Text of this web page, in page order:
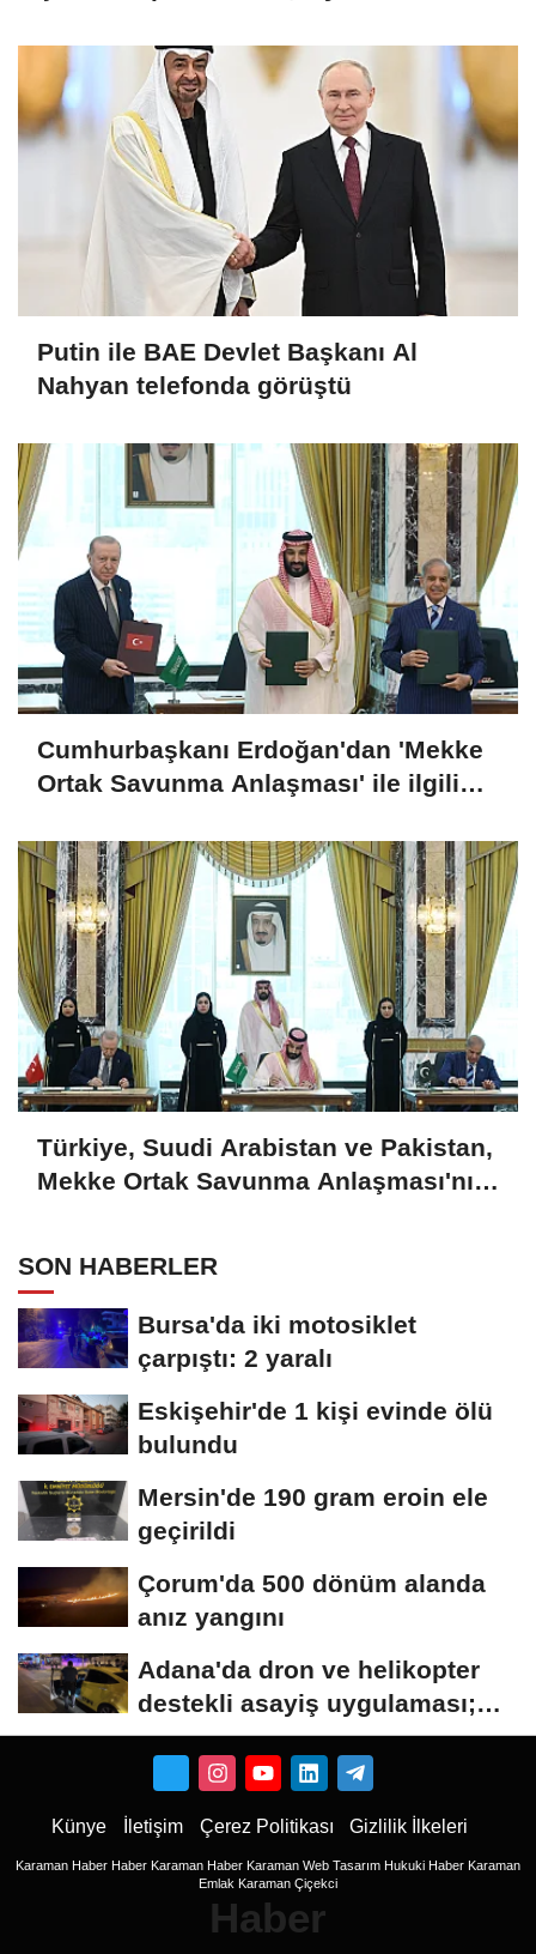
Putin ile BAE Devlet Başkanı Al
Nahyan telefonda görüştü
Cumhurbaşkanı Erdoğan'dan 'Mekke
Ortak Savunma Anlaşması' ile ilgili
Türkiye, Suudi Arabistan ve Pakistan,
Mekke Ortak Savunma Anlaşması'nı
SON HABERLER
Bursa'da iki motosiklet
çarpıştı: 2 yaralı
Eskişehir'de 1 kişi evinde ölü
bulundu
Mersin'de 190 gram eroin ele
geçirildi
Çorum'da 500 dönüm alanda
anız yangını
Adana'da dron ve helikopter
destekli asayiş uygulaması;
aranan 62...
Künye İletişim Çerez Politikası Gizlilik İlkeleri
Karaman Haber Haber Karaman Haber Karaman Web Tasarım Hukuki Haber Karaman
Emlak Karaman Çiçekci
Haber